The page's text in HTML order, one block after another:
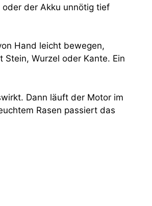
der Akku unnötig tief
Hand leicht bewegen,
Wurzel oder Kante. Ein
Dann läuft der Motor im
Rasen passiert das